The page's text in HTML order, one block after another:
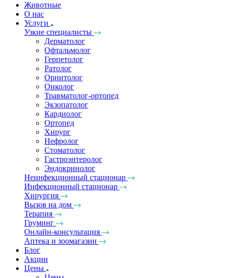
Животные
О нас
Услуги
Узкие специалисты
Дерматолог
Офтальмолог
Герпетолог
Ратолог
Орнитолог
Онколог
Травматолог-ортопед
Экзопатолог
Кардиолог
Ортопед
Хирург
Нефролог
Стоматолог
Гастроэнтеролог
Эндокринолог
Неинфекционный стационар
Инфекционный стационар
Хирургия
Вызов на дом
Терапия
Груминг
Онлайн-консультация
Аптека и зоомагазин
Блог
Акции
Цены